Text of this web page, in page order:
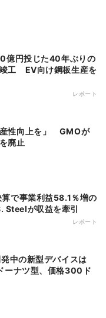
億円投じた40年ぶりの
工 EV向け鋼板生産を
レポート
産性向上を」 GMOが
廃止
算で事業利益58.1％増の
が収益を牽引
レポート
ーナツ型、価格300ド